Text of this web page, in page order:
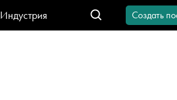
Индустрия
Создать